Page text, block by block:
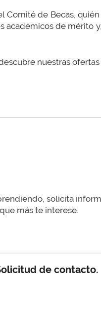
Comité de Becas,
de mérito
nuestras ofertas
solicita
más te interese.
de contacto.